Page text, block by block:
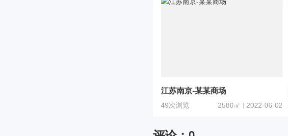
江苏南京-某某商场
49次浏览 2580㎡ | 2022-06-02